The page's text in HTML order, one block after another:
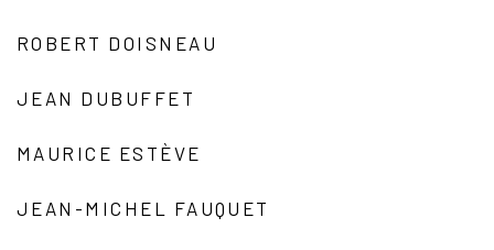
ROBERT DOISNEAU
JEAN DUBUFFET
MAURICE ESTÈVE
JEAN-MICHEL FAUQUET